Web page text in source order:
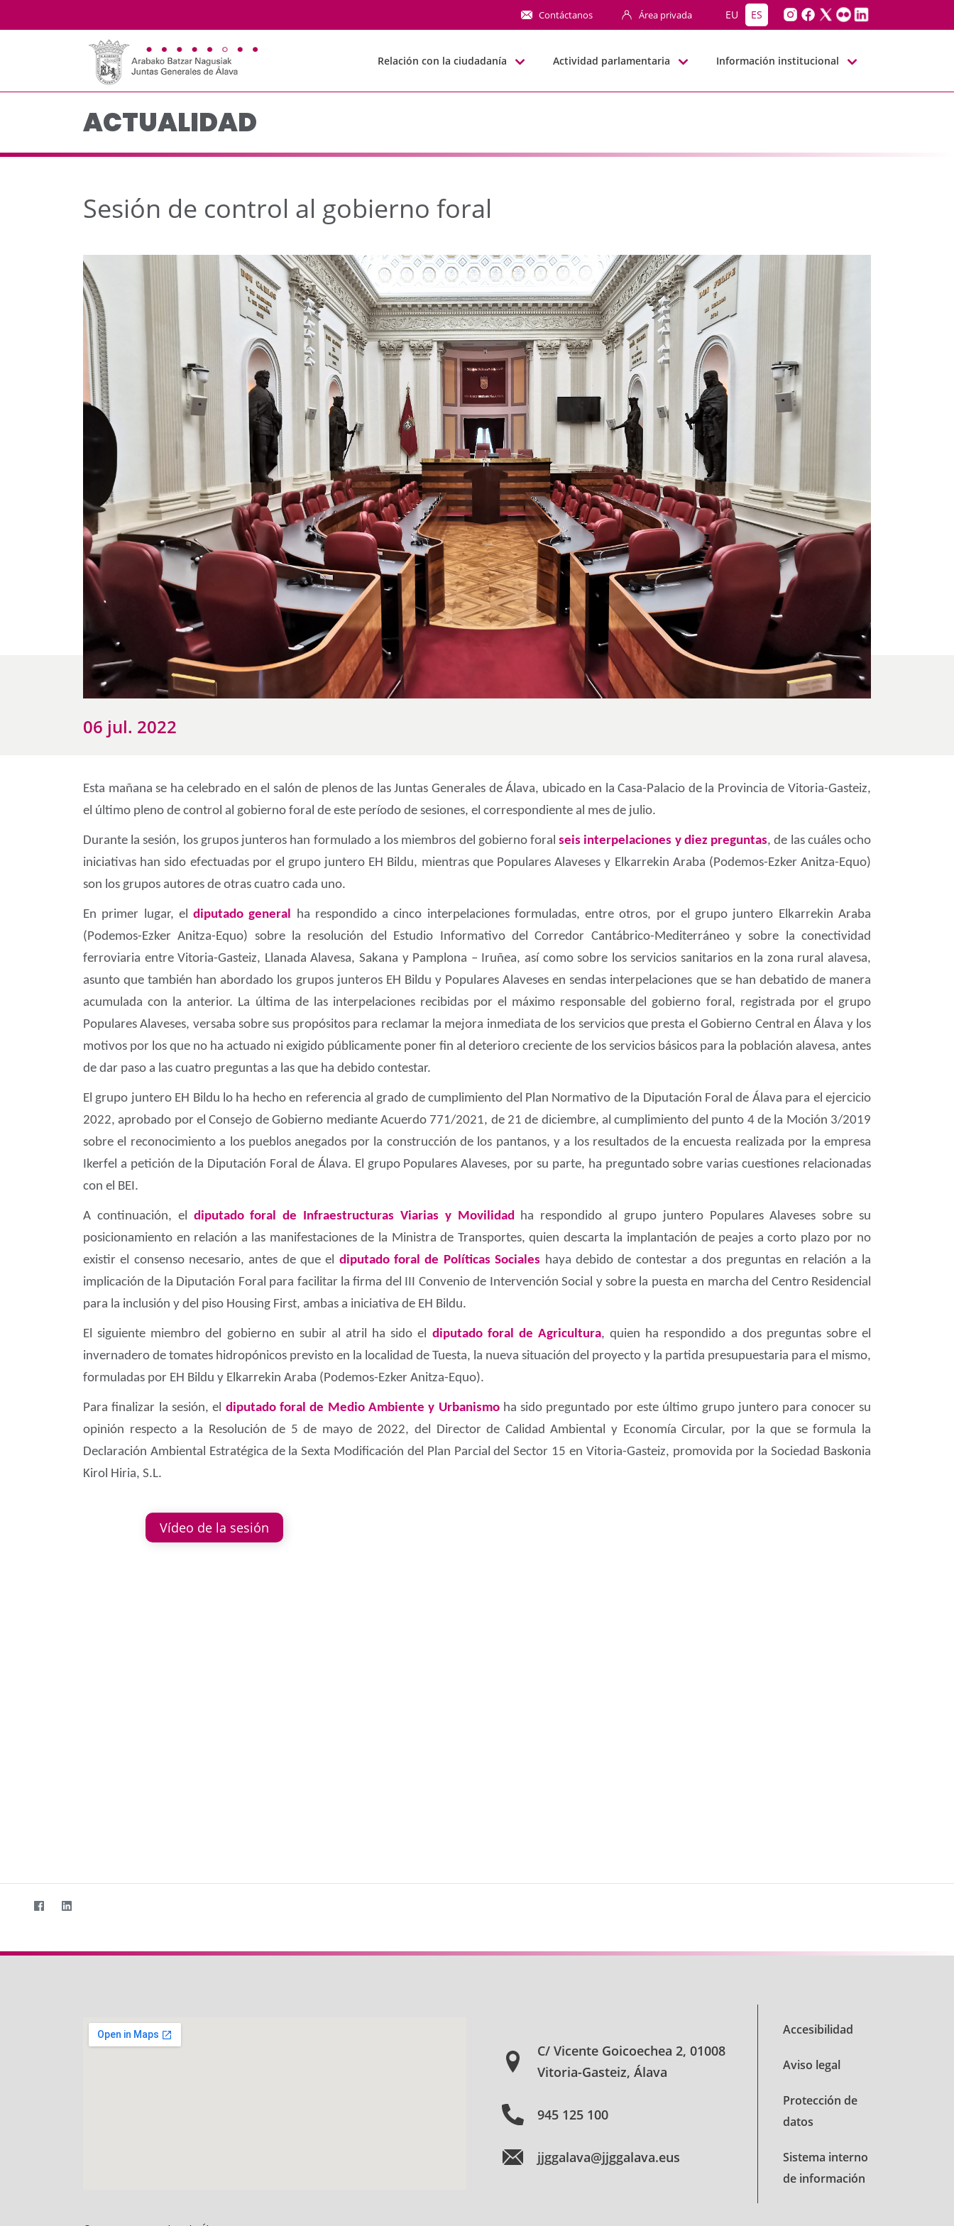
Sesión de control al gobierno foral - JJGG-BBNN
Contáctanos Área privada EU ES
Relación con la ciudadanía Actividad parlamentaria Información institucional
ACTUALIDAD
Sesión de control al gobierno foral
06 jul. 2022
Esta mañana se ha celebrado en el salón de plenos de las Juntas Generales de Álava, ubicado en la Casa-Palacio de la Provincia de Vitoria-Gasteiz,
el último pleno de control al gobierno foral de este período de sesiones, el correspondiente al mes de julio.
Durante la sesión, los grupos junteros han formulado a los miembros del gobierno foralseis interpelaciones y diez preguntas, de las cuáles ocho
iniciativas han sido efectuadas por el grupo juntero EH Bildu, mientras que Populares Alaveses y Elkarrekin Araba (Podemos-Ezker Anitza-Equo)
son los grupos autores de otras cuatro cada uno.
En primer lugar, eldiputado general
ha respondido a cinco interpelaciones formuladas, entre otros, por el grupo juntero Elkarrekin Araba
(Podemos-Ezker Anitza-Equo) sobre la resolución del Estudio Informativo del Corredor Cantábrico-Mediterráneo y sobre la conectividad
ferroviaria entre Vitoria-Gasteiz, Llanada Alavesa, Sakana y Pamplona – Iruñea, así como sobre los servicios sanitarios en la zona rural alavesa,
asunto que también han abordado los grupos junteros EH Bildu y Populares Alaveses en sendas interpelaciones que se han debatido de manera
acumulada con la anterior. La última de las interpelaciones recibidas por el máximo responsable del gobierno foral, registrada por el grupo
Populares Alaveses, versaba sobre sus propósitos para reclamar la mejora inmediata de los servicios que presta el Gobierno Central en Álava y los
motivos por los que no ha actuado ni exigido públicamente poner fin al deterioro creciente de los servicios básicos para la población alavesa, antes
de dar paso a las cuatro preguntas a las que ha debido contestar.
El grupo juntero EH Bildu lo ha hecho en referencia al grado de cumplimiento del Plan Normativo de la Diputación Foral de Álava para el ejercicio
2022, aprobado por el Consejo de Gobierno mediante Acuerdo 771/2021, de 21 de diciembre, al cumplimiento del punto 4 de la Moción 3/2019
sobre el reconocimiento a los pueblos anegados por la construcción de los pantanos, y a los resultados de la encuesta realizada por la empresa
Ikerfel a petición de la Diputación Foral de Álava. El grupo Populares Alaveses, por su parte, ha preguntado sobre varias cuestiones relacionadas
con el BEI.
A continuación, el diputado foral de Infraestructuras Viarias y Movilidad
ha respondido al grupo juntero Populares Alaveses sobre su
posicionamiento en relación a las manifestaciones de la Ministra de Transportes, quien descarta la implantación de peajes a corto plazo por no
existir el consenso necesario, antes de que el diputado foral de Políticas Sociales haya debido de contestar a dos preguntas en relación a la
implicación de la Diputación Foral para facilitar la firma del III Convenio de Intervención Social y sobre la puesta en marcha del Centro Residencial
para la inclusión y del piso Housing First, ambas a iniciativa de EH Bildu.
El siguiente miembro del gobierno en subir al atril ha sido el diputado foral de Agricultura, quien ha respondido a dos preguntas sobre el
invernadero de tomates hidropónicos previsto en la localidad de Tuesta, la nueva situación del proyecto y la partida presupuestaria para el mismo,
formuladas por EH Bildu y Elkarrekin Araba (Podemos-Ezker Anitza-Equo).
Para finalizar la sesión, el diputado foral de Medio Ambiente y Urbanismo ha sido preguntado por este último grupo juntero para conocer su
opinión respecto a la Resolución de 5 de mayo de 2022, del Director de Calidad Ambiental y Economía Circular, por la que se formula la
Declaración Ambiental Estratégica de la Sexta Modificación del Plan Parcial del Sector 15 en Vitoria-Gasteiz, promovida por la Sociedad Baskonia
Kirol Hiria, S.L.
Vídeo de la sesión
C/ Vicente Goicoechea 2, 01008
Vitoria-Gasteiz, Álava
945 125 100
jjggalava@jjggalava.eus
Accesibilidad
Aviso legal
Protección de
datos
Sistema interno
de información